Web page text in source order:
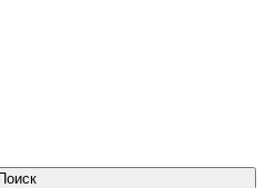
Поиск